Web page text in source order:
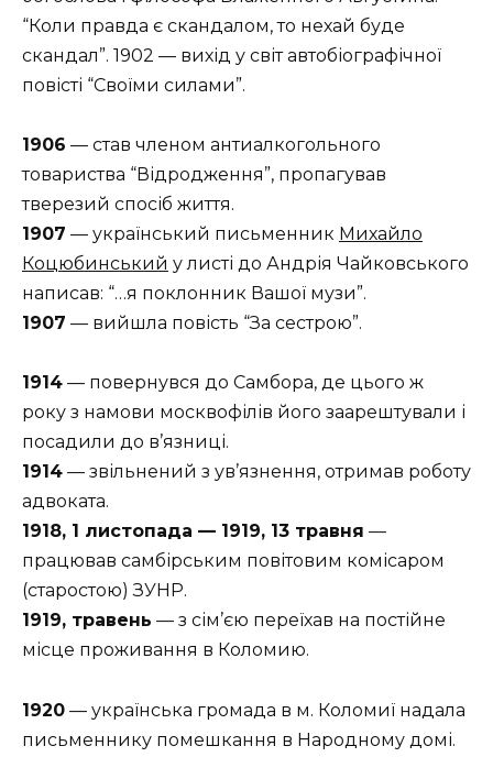
“Коли правда є скандалом, то нехай буде
скандал”. 1902 — вихід у світ автобіографічної
повісті “Своїми силами”.
1906 — став членом антиалкогольного
товариства “Відродження”, пропагував
тверезий спосіб життя.
1907 — український письменник Михайло
Коцюбинський у листі до Андрія Чайковського
написав: “…я поклонник Вашої музи”.
1907 — вийшла повість “За сестрою”.
1914 — повернувся до Самбора, де цього ж
року з намови москвофілів його заарештували і
посадили до в’язниці.
1914 — звільнений з ув’язнення, отримав роботу
адвоката.
1918, 1 листопада — 1919, 13 травня —
працював самбірським повітовим комісаром
(старостою) ЗУНР.
1919, травень — з сім’єю переїхав на постійне
місце проживання в Коломию.
1920 — українська громада в м. Коломиї надала
письменнику помешкання в Народному домі.